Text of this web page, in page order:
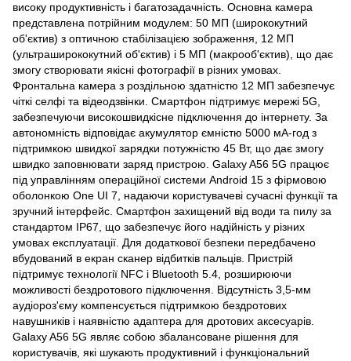
високу продуктивність і багатозадачність. Основна камера
представлена потрійним модулем: 50 МП (ширококутний
об'єктив) з оптичною стабілізацією зображення, 12 МП
(ультраширококутний об'єктив) і 5 МП (макрооб'єктив), що дає
змогу створювати якісні фотографії в різних умовах.
Фронтальна камера з роздільною здатністю 12 МП забезпечує
чіткі селфі та відеодзвінки. Смартфон підтримує мережі 5G,
забезпечуючи високошвидкісне підключення до інтернету. За
автономність відповідає акумулятор ємністю 5000 мА-год з
підтримкою швидкої зарядки потужністю 45 Вт, що дає змогу
швидко заповнювати заряд пристрою. Galaxy A56 5G працює
під управлінням операційної системи Android 15 з фірмовою
оболонкою One UI 7, надаючи користувачеві сучасні функції та
зручний інтерфейс. Смартфон захищений від води та пилу за
стандартом IP67, що забезпечує його надійність у різних
умовах експлуатації. Для додаткової безпеки передбачено
вбудований в екран сканер відбитків пальців. Пристрій
підтримує технології NFC і Bluetooth 5.4, розширюючи
можливості бездротового підключення. Відсутність 3,5-мм
аудіороз'єму компенсується підтримкою бездротових
навушників і наявністю адаптера для дротових аксесуарів.
Galaxy A56 5G являє собою збалансоване рішення для
користувачів, які шукають продуктивний і функціональний